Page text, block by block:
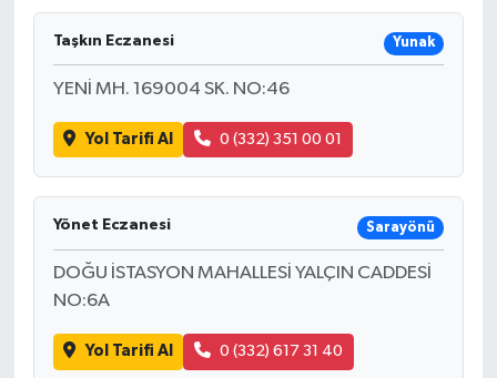
Taşkın Eczanesi Yunak
YENİ MH. 169004 SK. NO:46
Yol Tarifi Al 0 (332) 351 00 01
Yönet Eczanesi Sarayönü
DOĞU İSTASYON MAHALLESİ YALÇIN CADDESİ
NO:6A
Yol Tarifi Al 0 (332) 617 31 40